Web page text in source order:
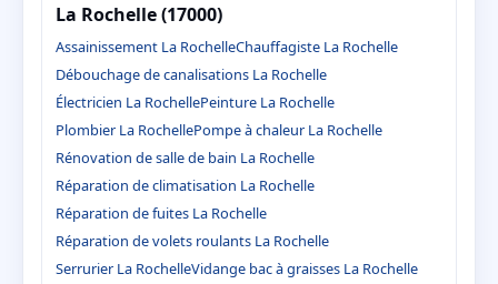
La Rochelle (17000)
Assainissement La RochelleChauffagiste La Rochelle
Débouchage de canalisations La Rochelle
Électricien La RochellePeinture La Rochelle
Plombier La RochellePompe à chaleur La Rochelle
Rénovation de salle de bain La Rochelle
Réparation de climatisation La Rochelle
Réparation de fuites La Rochelle
Réparation de volets roulants La Rochelle
Serrurier La RochelleVidange bac à graisses La Rochelle